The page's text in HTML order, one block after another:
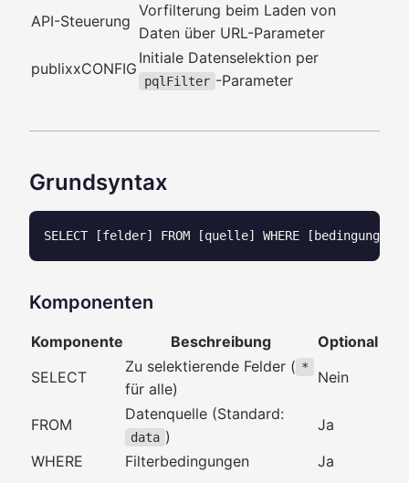
API-Steuerung
Vorfilterung beim Laden von
Daten über URL-Parameter
publixxCONFIG
Initiale Datenselektion per
pqlFilter -Parameter
Grundsyntax
Komponenten
Komponente Beschreibung
Optional
SELECT
Zu selektierende Felder ( *
für alle)
Nein
FROM
Datenquelle (Standard:
data )
Ja
WHERE
Filterbedingungen Ja